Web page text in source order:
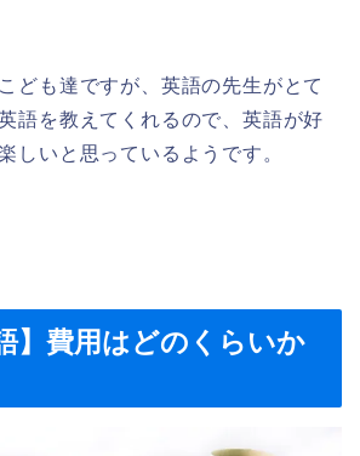
ども達ですが、英語の先生がとて
語を教えてくれるので、英語が好
しいと思っているようです。
】費用はどのくらいか